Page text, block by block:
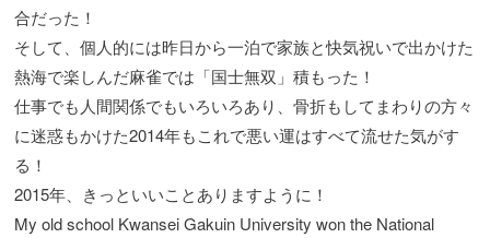
合だった！
そして、個人的には昨日から一泊で家族と快気祝いで出かけた
熱海で楽しんだ麻雀では「国士無双」積もった！
仕事でも人間関係でもいろいろあり、骨折もしてまわりの方々
に迷惑もかけた2014年もこれで悪い運はすべて流せた気がす
る！
2015年、きっといいことありますように！
My old school Kwansei Gakuin University won the National